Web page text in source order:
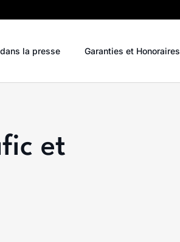
la presse Garanties et Honoraires
et